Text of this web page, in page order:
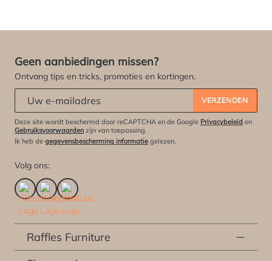
Geen aanbiedingen missen?
Ontvang tips en tricks, promoties en kortingen.
VERZENDEN
Deze site wordt beschermd door reCAPTCHA en de Google Privacybeleid en
Gebruiksvoorwaarden zijn van toepassing.
Ik heb de gegevensbescherming informatie gelezen.
Volg ons:
Raffles Furniture